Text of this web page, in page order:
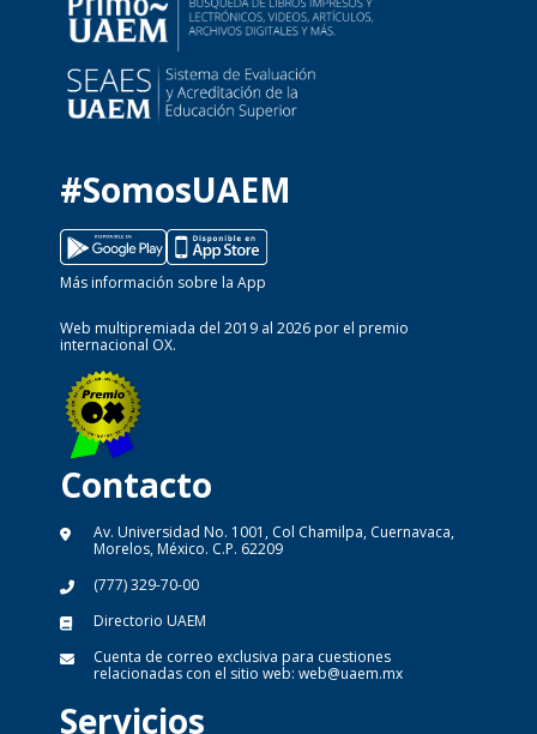
#SomosUAEM
Más información sobre la App
Web multipremiada del 2019 al 2026 por el premio
internacional OX.
Contacto
Av. Universidad No. 1001, Col Chamilpa, Cuernavaca,
Morelos, México. C.P. 62209
(777) 329-70-00
Directorio UAEM
Cuenta de correo exclusiva para cuestiones
relacionadas con el sitio web: web@uaem.mx
Servicios